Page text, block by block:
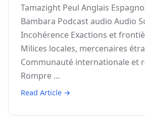
Tamazight Peul Anglais
Bambara Podcast audio Audio
Incohérence Exactions et
Milices locales, mercenaires
Communauté internationale et
Rompre …
Read Article →